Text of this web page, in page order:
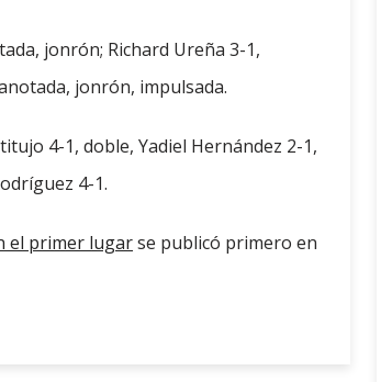
jonrón; Richard Ureña 3-1,
jonrón, impulsada.
4-1, doble, Yadiel Hernández 2-1,
4-1.
el primer lugarse publicó primero en